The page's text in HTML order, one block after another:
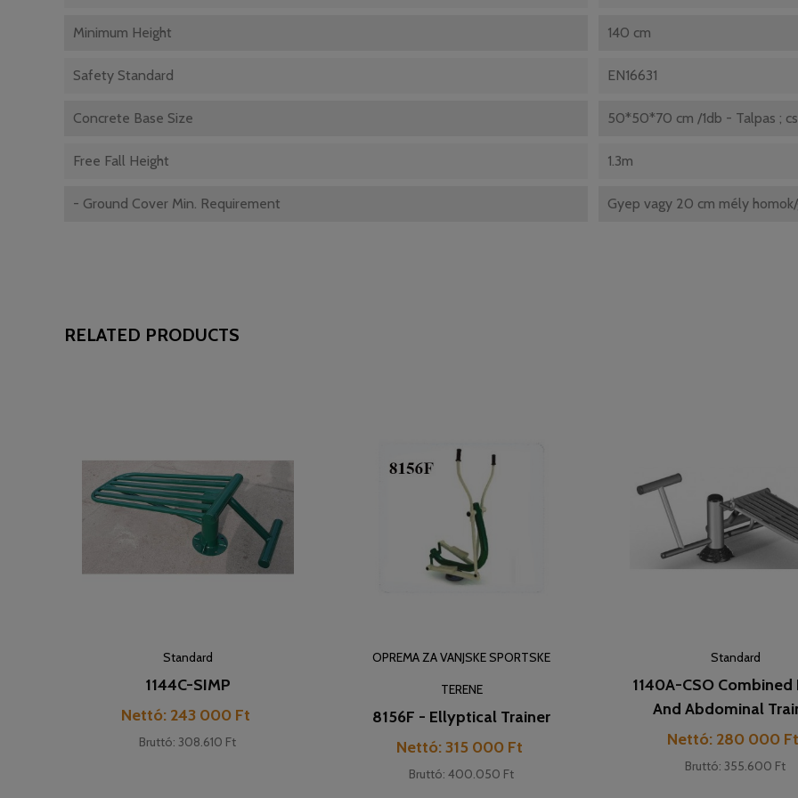
Minimum Height 140 cm
Safety Standard EN16631
Concrete Base Size 50*50*70 cm /1db - Talpas ;
Free Fall Height 1.3m
- Ground Cover Min. Requirement Gyep vagy 20 cm mély
RELATED PRODUCTS
Standard
1144C-SIMP
Cena
Nettó: 243 000 Ft
Bruttó: 308.610 Ft
OPREMA ZA VANJSKE SPORTSKE
TERENE
8156F - Ellyptical Trainer
Cena
Nettó: 315 000 Ft
Bruttó: 400.050 Ft
Standard
1140A-CSO Combined
And Abdominal
Cena
Nettó: 280 000 Ft
Bruttó: 355.600 Ft